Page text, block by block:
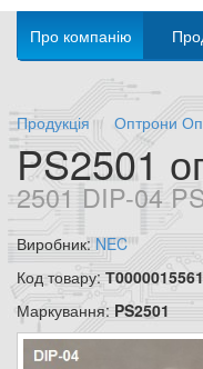
Про компанію
Продукція Оптрони
PS2501
2501 DIP-04
Виробник:NEC
Код товару: Т0000015561
Маркування: PS2501